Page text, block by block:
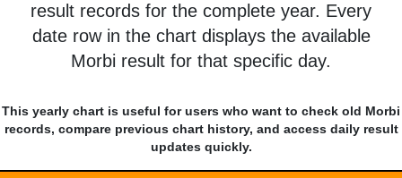
result records for the complete year. Every
date row in the chart displays the available
Morbi result for that specific day.
This yearly chart is useful for users who want to check old Morbi
records, compare previous chart history, and access daily result
updates quickly.